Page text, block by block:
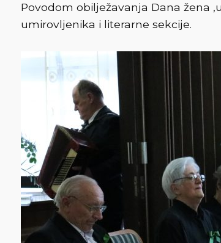
Povodom obilježavanja Dana žena
umirovljenika i literarne sekcije.